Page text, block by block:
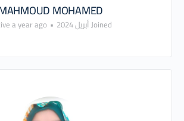
MOHAMED
Joined أبريل 2024 •
a year ago